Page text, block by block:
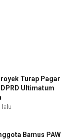
Turap Pagar
Ultimatum
lalu
Bamus PAW